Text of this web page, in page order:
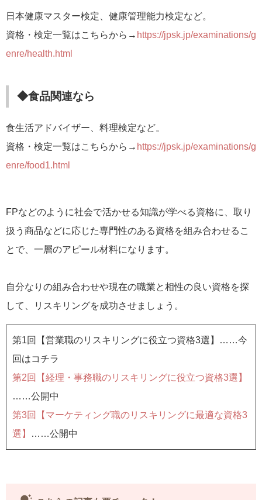
日本健康マスター検定、健康管理能力検定など。
資格・検定一覧はこちらから→ https://jpsk.jp/examinations/g
enre/health.html
◆食品関連なら
食生活アドバイザー、料理検定など。
資格・検定一覧はこちらから→ https://jpsk.jp/examinations/g
enre/food1.html
FPなどのように社会で活かせる知識が学べる資格に、取り
扱う商品などに応じた専門性のある資格を組み合わせるこ
とで、一層のアピール材料になります。
自分なりの組み合わせや現在の職業と相性の良い資格を探
して、リスキリングを成功させましょう。
第1回【営業職のリスキリングに役立つ資格3選】……今
回はコチラ
第2回【経理・事務職のリスキリングに役立つ資格3選】
……公開中
第3回【マーケティング職のリスキリングに最適な資格3
選】
……公開中